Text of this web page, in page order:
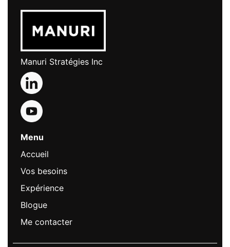
Manuri Stratégies Inc
Menu
Accueil
Vos besoins
Expérience
Blogue
Me contacter